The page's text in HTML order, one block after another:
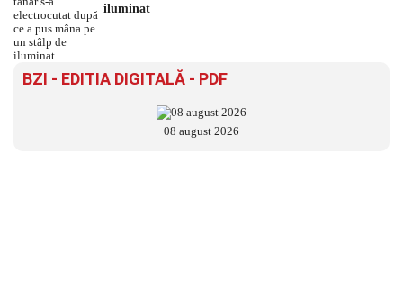
iluminat
BZI - EDITIA DIGITALĂ - PDF
08 august 2026